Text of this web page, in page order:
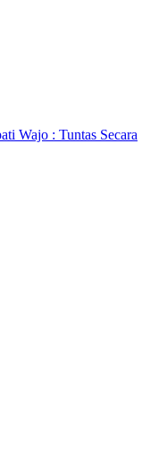
Wajo : Tuntas Secara